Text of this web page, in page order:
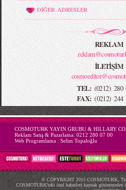
DİĞER ADRESLER
REKLAM
İLETİŞİM
TEL: (0212) 280
FAX: (0212) 244
-->
COSMOTURK YAYIN GRUBU & HILLARY
Reklam Satış & Pazarlama: 0212 280 07 00
Web Programlama : Selim Topaloğlu
© COPYRIGHT 2015 COSMOTURK,
COSMOTURK'teki özel haberleri kaynak göstermeden